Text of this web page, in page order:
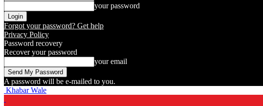
your password
Forgot your password? Get help
Privacy Policy
Password recovery
Recover your password
your email
A password will be e-mailed to you.
Khabar Wale